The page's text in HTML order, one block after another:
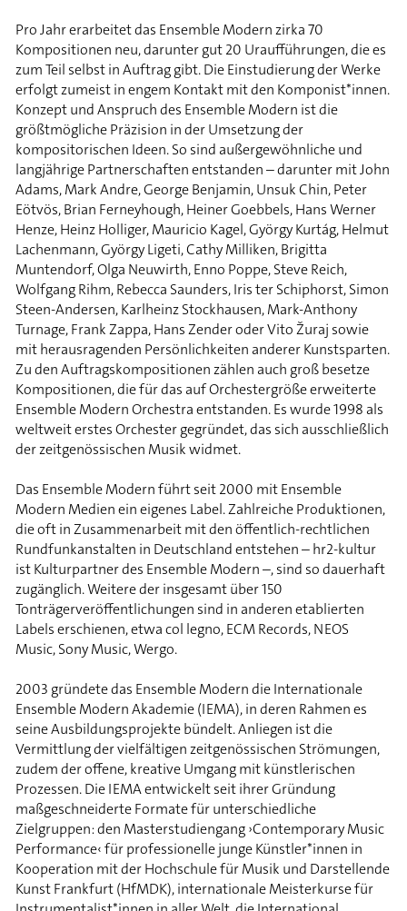
Pro Jahr erarbeitet das Ensemble Modern zirka 70
Kompositionen neu, darunter gut 20 Uraufführungen, die es
zum Teil selbst in Auftrag gibt. Die Einstudierung der Werke
erfolgt zumeist in engem Kontakt mit den Komponist*innen.
Konzept und Anspruch des Ensemble Modern ist die
größtmögliche Präzision in der Umsetzung der
kompositorischen Ideen. So sind außergewöhnliche und
langjährige Partnerschaften entstanden – darunter mit John
Adams, Mark Andre, George Benjamin, Unsuk Chin, Peter
Eötvös, Brian Ferneyhough, Heiner Goebbels, Hans Werner
Henze, Heinz Holliger, Mauricio Kagel, György Kurtág, Helmut
Lachenmann, György Ligeti, Cathy Milliken, Brigitta
Muntendorf, Olga Neuwirth, Enno Poppe, Steve Reich,
Wolfgang Rihm, Rebecca Saunders, Iris ter Schiphorst, Simon
Steen-Andersen, Karlheinz Stockhausen, Mark-Anthony
Turnage, Frank Zappa, Hans Zender oder Vito Žuraj sowie
mit herausragenden Persönlichkeiten anderer Kunstsparten.
Zu den Auftragskompositionen zählen auch groß besetze
Kompositionen, die für das auf Orchestergröße erweiterte
Ensemble Modern Orchestra entstanden. Es wurde 1998 als
weltweit erstes Orchester gegründet, das sich ausschließlich
der zeitgenössischen Musik widmet.
Das Ensemble Modern führt seit 2000 mit Ensemble
Modern Medien ein eigenes Label. Zahlreiche Produktionen,
die oft in Zusammenarbeit mit den öffentlich-rechtlichen
Rundfunkanstalten in Deutschland entstehen – hr2-kultur
ist Kulturpartner des Ensemble Modern –, sind so dauerhaft
zugänglich. Weitere der insgesamt über 150
Tonträgerveröffentlichungen sind in anderen etablierten
Labels erschienen, etwa col legno, ECM Records, NEOS
Music, Sony Music, Wergo.
2003 gründete das Ensemble Modern die Internationale
Ensemble Modern Akademie (IEMA), in deren Rahmen es
seine Ausbildungsprojekte bündelt. Anliegen ist die
Vermittlung der vielfältigen zeitgenössischen Strömungen,
zudem der offene, kreative Umgang mit künstlerischen
Prozessen. Die IEMA entwickelt seit ihrer Gründung
maßgeschneiderte Formate für unterschiedliche
Zielgruppen: den Masterstudiengang ›Contemporary Music
Performance‹ für professionelle junge Künstler*innen in
Kooperation mit der Hochschule für Musik und Darstellende
Kunst Frankfurt (HfMDK), internationale Meisterkurse für